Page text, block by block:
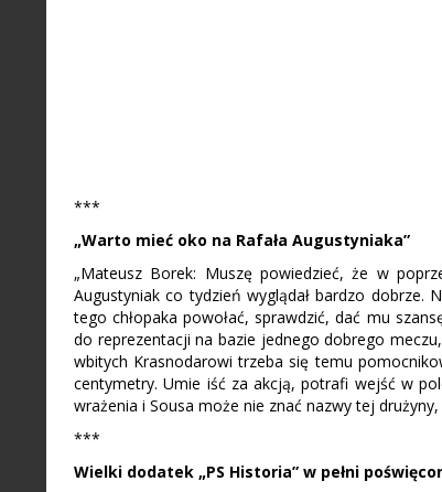
***
„Warto mieć oko na Rafała Augustyniaka”
„Mateusz Borek: Muszę powiedzieć, że w
Augustyniak co tydzień wyglądał bardzo dobrze.
tego chłopaka powołać, sprawdzić, dać mu
do reprezentacji na bazie jednego dobrego
wbitych Krasnodarowi trzeba się temu
centymetry. Umie iść za akcją, potrafi wejść w
wrażenia i Sousa może nie znać nazwy tej
***
Wielki dodatek „PS Historia” w pełni